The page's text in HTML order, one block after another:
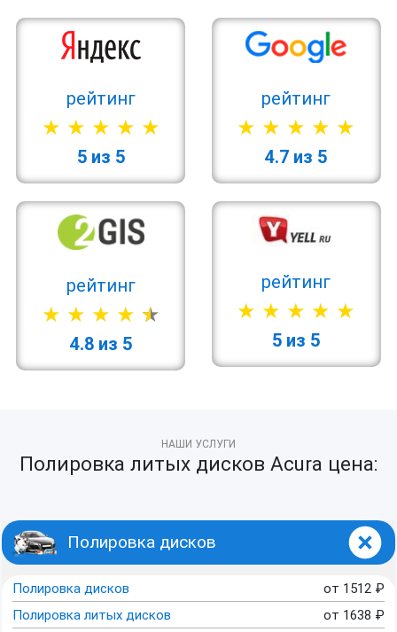
рейтинг
5 из 5
рейтинг
4.7 из 5
рейтинг
4.8 из 5
рейтинг
5 из 5
НАШИ УСЛУГИ
Полировка литых дисков Acura цена:
Полировка дисков
Полировка дисков от 1512 ₽
Полировка литых дисков
от 1638 ₽